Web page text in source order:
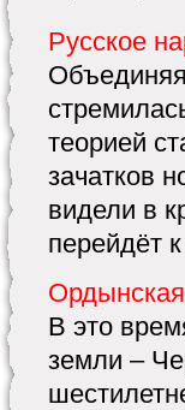
Русское
теорией
зачатков
видели в
перейдёт
В это
земли –